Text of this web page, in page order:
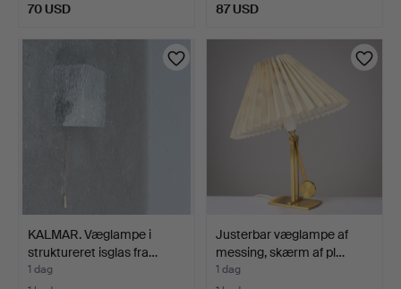
70 USD 87 USD
KALMAR. Væglampe i
struktureret isglas fra…
1 dag
Justerbar væglampe af
messing, skærm af pl…
1 dag